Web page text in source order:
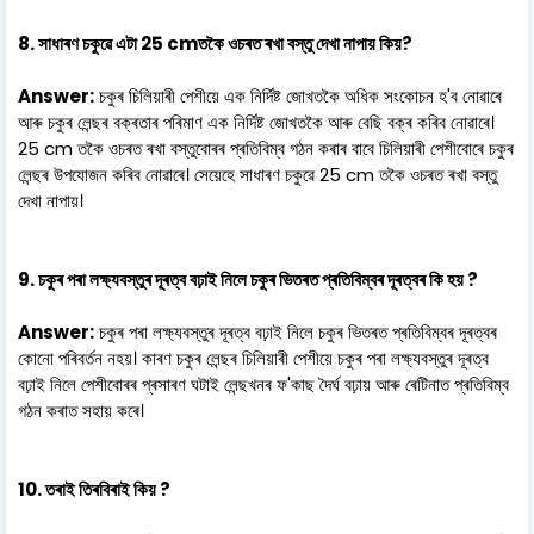
8. সাধাৰণ চকুৱে এটা 25 cmতকৈ ওচৰত ৰখা বস্তু দেখা নাপায় কিয়?
Answer:চকুৰ চিলিয়াৰী পেশীয়ে এক নিৰ্দিষ্ট জোখতকৈ অধিক সংকোচন হ'ব নোৱাৰে
আৰু চকুৰ লেন্ছৰ বক্ৰতাৰ পৰিমাণ এক নিৰ্দিষ্ট জোখতকৈ আৰু বেছি বক্ৰ কৰিব নোৱাৰে।
25 cm তকৈ ওচৰত ৰখা বস্তুবোৰৰ প্ৰতিবিম্ব গঠন কৰাৰ বাবে চিলিয়াৰী পেশীবোৰে চকুৰ
লেন্ছৰ উপযোজন কৰিব নোৱাৰে। সেয়েহে সাধাৰণ চকুৱে 25 cm তকৈ ওচৰত ৰখা বস্তু
দেখা নাপায়।
9. চকুৰ পৰা লক্ষ্যবস্তুৰ দূৰত্ব বঢ়াই নিলে চকুৰ ভিতৰত প্ৰতিবিম্বৰ দূৰত্বৰ কি হয় ?
Answer:চকুৰ পৰা লক্ষ্যবস্তুৰ দূৰত্ব বঢ়াই নিলে চকুৰ ভিতৰত প্ৰতিবিম্বৰ দূৰত্বৰ
কোনো পৰিবৰ্তন নহয়। কাৰণ চকুৰ লেন্ছৰ চিলিয়াৰী পেশীয়ে চকুৰ পৰা লক্ষ্যবস্তুৰ দূৰত্ব
বঢ়াই নিলে পেশীবোৰৰ প্ৰসাৰণ ঘটাই লেন্ছখনৰ ফ'কাছ দৈৰ্ঘ বঢ়ায় আৰু ৰেটিনাত প্ৰতিবিম্ব
গঠন কৰাত সহায় কৰে।
10. তৰাই তিৰবিৰাই কিয় ?